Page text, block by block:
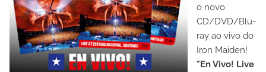
o novo
CD/DVD/Blu-
ray ao vivo do
Iron Maiden!
"En Vivo! Live